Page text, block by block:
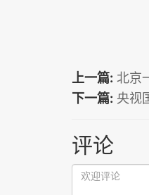
上一篇: 北京
下一篇: 央视
评论